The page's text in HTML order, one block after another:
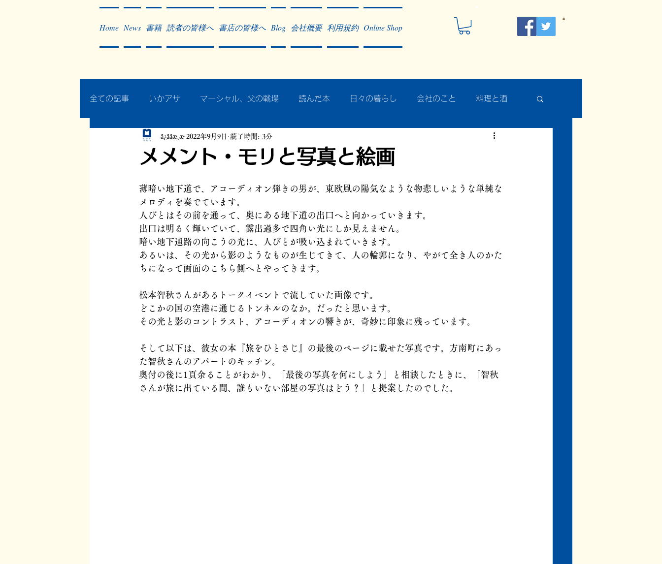
Home News 書籍 読者の皆様へ 書店の皆様へ Blog 会社概要 利用規約 Online Shop
全ての記事 いかアサ マーシャル、父の戦場 読んだ本 日々の暮らし 会社のこと 料理と酒
秘蔵写真200枚でたどるアジア・太平洋戦争
メメント・モリと写真と絵画
ã¿ããæ¸æ 2022年9月9日 読了時間: 3分
薄暗い地下道で、アコーディオン弾きの男が、東欧風の陽気なような物悲しいような単純な
メロディを奏でています。
人びとはその前を通って、奥にある地下道の出口へと向かっていきます。
出口は明るく輝いていて、露出過多で四角い光にしか見えません。
暗い地下通路の向こうの光に、人びとが吸い込まれていきます。
あるいは、その光から影のようなものが生じてきて、人の輪郭になり、やがて全き人のかた
ちになって画面のこちら側へとやってきます。
松本智秋さんがあるトークイベントで流していた画像です。
どこかの国の空港に通じるトンネルのなか。だったと思います。
その光と影のコントラスト、アコーディオンの響きが、奇妙に印象に残っています。
そして以下は、彼女の本『旅をひとさじ』の最後のページに載せた写真です。方南町にあっ
た智秋さんのアパートのキッチン。
奥付の後に1頁余ることがわかり、「最後の写真を何にしよう」と相談したときに、「智秋
さんが旅に出ている間、誰もいない部屋の写真はどう？」と提案したのでした。